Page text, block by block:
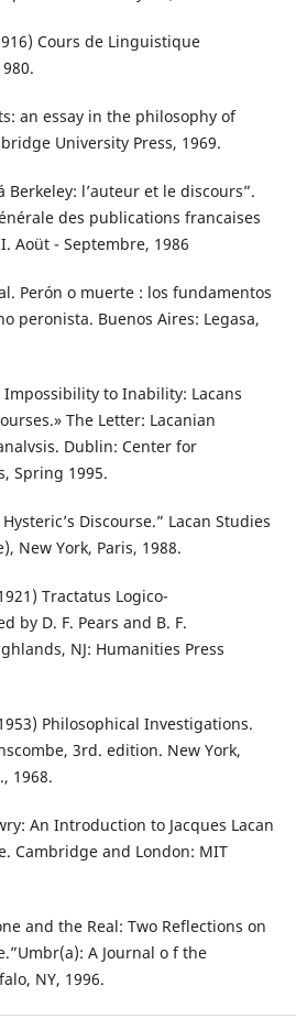
Cours de Linguistique
an essay in the philosophy of
University Press, 1969.
Berkeley: l’auteur et le discours”.
des publications francaises
Aoüt - Septembre, 1986
Perón o muerte : los fundamentos
peronista. Buenos Aires: Legasa,
Impossibility to Inability: Lacans
The Letter: Lacanian
Dublin: Center for
Spring 1995.
Discourse.” Lacan Studies
New York, Paris, 1988.
Tractatus Logico-
by D. F. Pears and B. F.
NJ: Humanities Press
Philosophical Investigations.
3rd. edition. New York,
1968.
An Introduction to Jacques Lacan
Cambridge and London: MIT
and the Real: Two Reflections on
A Journal o f the
NY, 1996.